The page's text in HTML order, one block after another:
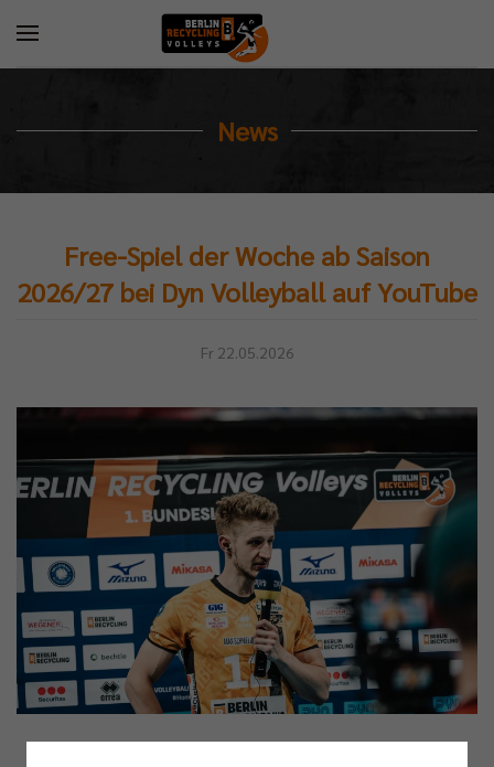
News
Free-Spiel der Woche ab Saison
2026/27 bei Dyn Volleyball auf YouTube
Fr 22.05.2026
Foto: Kevin Mattig